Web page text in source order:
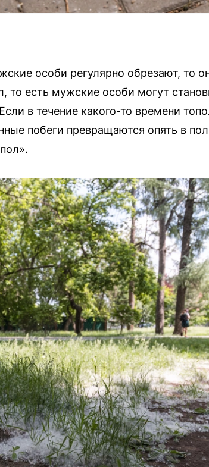
особи регулярно обрезают, то
то есть мужские особи могут
в течение какого-то времени
побеги превращаются опять в